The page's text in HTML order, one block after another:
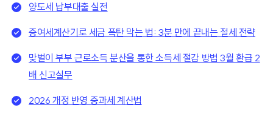
양도세 납부대출 실전
증여세계산기로 세금 폭탄 막는 법: 3분 만에 끝내는 절세 전략
맞벌이 부부 근로소득 분산을 통한 소득세 절감 방법 3월 환급 2
배 신고실무
2026 개정 반영 중과세 계산법